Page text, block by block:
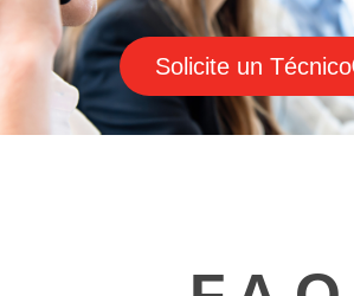
Solicite un Técnico